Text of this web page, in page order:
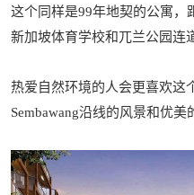
这个同样是99年地契的公寓，
新加坡体育学校和兀兰公园连
热爱自然环境的人会更喜欢这
Sembawang沿线的风景和优美